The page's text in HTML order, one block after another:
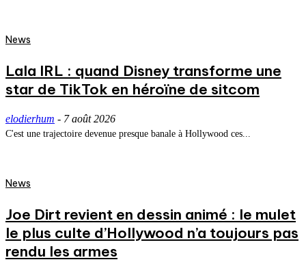
News
Lala IRL : quand Disney transforme une
star de TikTok en héroïne de sitcom
elodierhum - 7 août 2026
C'est une trajectoire devenue presque banale à Hollywood ces...
News
Joe Dirt revient en dessin animé : le mulet
le plus culte d’Hollywood n’a toujours pas
rendu les armes